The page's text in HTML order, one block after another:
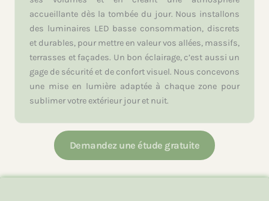
accueillante dès la tombée du jour. Nous installons
des luminaires LED basse consommation, discrets
et durables, pour mettre en valeur vos allées, massifs,
terrasses et façades. Un bon éclairage, c’est aussi un
gage de sécurité et de confort visuel. Nous concevons
une mise en lumière adaptée à chaque zone pour
sublimer votre extérieur jour et nuit.
Demandez une étude gratuite